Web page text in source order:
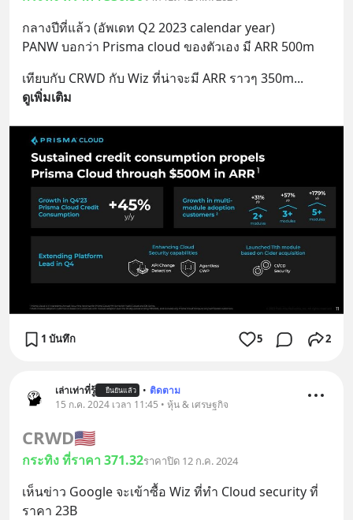
กลางปีที่แล้ว (อัพเดท Q2 2023 calendar year)
PANW บอกว่า Prisma cloud ของตัวเอง มี ARR 500m
เทียบกับ CRWD กับ Wiz ที่น่าจะมี ARR ราวๆ 350m...
ดูเพิ่มเติม
1 บันทึก 5 2
เล่าเท่าที่รู้ ยืนยันแล้ว • ติดตาม
15 ก.ค. 2024 เวลา 11:45 • หุ้น & เศรษฐกิจ
CRWD🇺🇸
กระทิง ที่ราคา 371.32ราคาปิด 12 ก.ค. 2024
เห็นข่าว Google จะเข้าซื้อ Wiz ที่ทำ Cloud security ที่
ราคา 23B